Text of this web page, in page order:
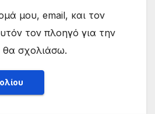
μου, email, και τον
τον πλοηγό για την
σχολιάσω.